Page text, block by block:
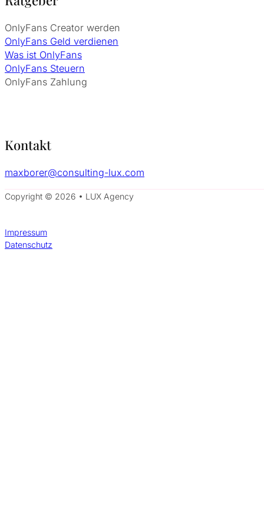
OnlyFans Creator werden
OnlyFans Geld verdienen
Was ist OnlyFans
OnlyFans Steuern
OnlyFans Zahlung
Kontakt
maxborer@consulting-lux.com
Copyright © 2026 • LUX Agency
Impressum
Datenschutz